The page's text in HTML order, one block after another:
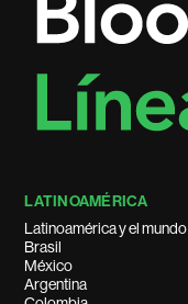
LATINOAMÉRICA
Latinoamérica y el mundo
Brasil
México
Argentina